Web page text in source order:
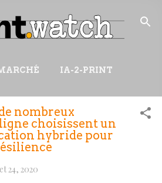
au contenu principal
IA-2-PRINT
WIKI
nombreux
choisissent un
hybride pour
24, 2020